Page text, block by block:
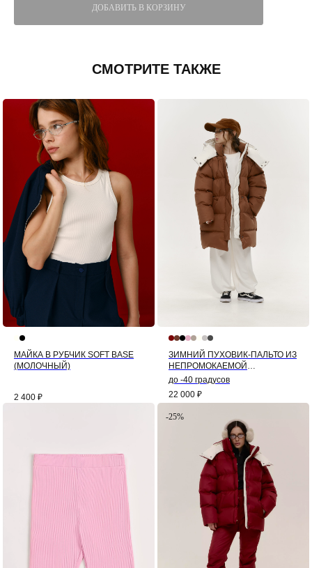
ДОБАВИТЬ В КОРЗИНУ
СМОТРИТЕ ТАКЖЕ
МАЙКА В РУБЧИК SOFT BASE
(МОЛОЧНЫЙ)
2 400 ₽
ЗИМНИЙ ПУХОВИК-ПАЛЬТО ИЗ
НЕПРОМОКАЕМОЙ
МЕМБРАНЫ КОЛОР-БЛОК
до -40 градусов
22 000 ₽
-25%